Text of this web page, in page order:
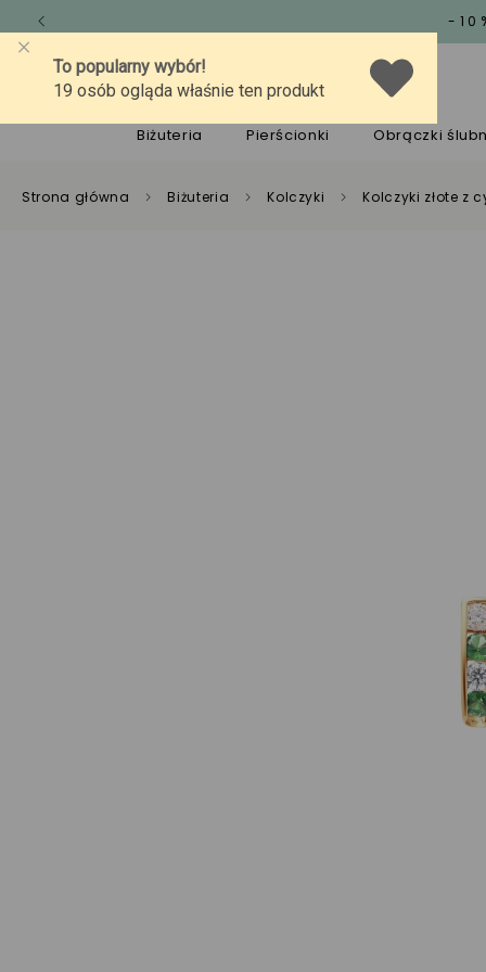
-
O marceJakośćPomoc
Biżuteria Pierścionki Obrączki
Strona główna Biżuteria Kolczyki Kolczyki złote z